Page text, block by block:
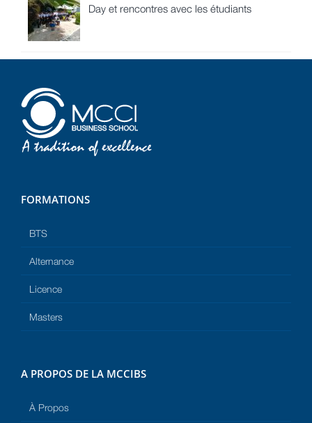
Day et rencontres avec les étudiants
FORMATIONS
BTS
Alternance
Licence
Masters
A PROPOS DE LA MCCIBS
À Propos